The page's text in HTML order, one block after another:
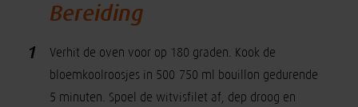
Bereiding
1
Verhit de oven voor op 180 graden. Kook de
bloemkoolroosjes in 500-750 ml bouillon gedurende
5 minuten. Spoel de witvisfilet af, dep droog en